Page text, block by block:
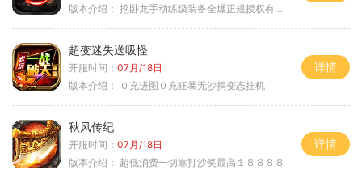
版本介绍： 挖卧龙手动练级装备全爆正规授权有保障
超变迷失送吸怪
开服时间： 07月/18日
版本介绍：
０充进图０充狂暴无沙捐变态挂机
详情
秋风传纪
开服时间： 07月/18日
版本介绍： 超低消费一切靠打沙奖最高１８８８８
详情